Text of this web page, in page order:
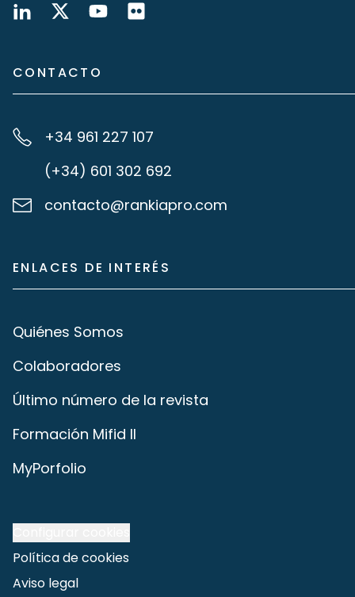
CONTACTO
+34 961 227 107
(+34) 601 302 692
contacto@rankiapro.com
ENLACES DE INTERÉS
Quiénes Somos
Colaboradores
Último número de la revista
Formación Mifid II
MyPorfolio
Política de cookies
Aviso legal